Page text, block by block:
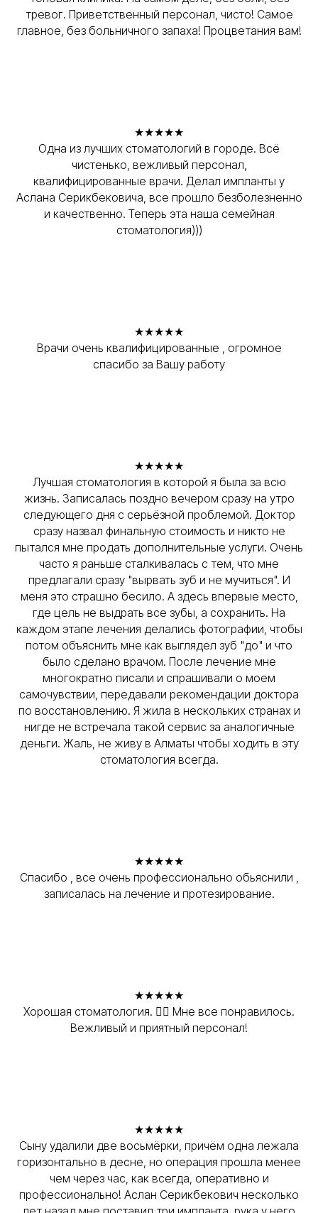
тревог. Приветственный персонал, чисто! Самое
главное, без больничного запаха! Процветания вам!
★★★★★
Одна из лучших стоматологий в городе. Всё
чистенько, вежливый персонал,
квалифицированные врачи. Делал импланты у
Аслана Серикбековича, все прошло безболезненно
и качественно. Теперь эта наша семейная
стоматология)))
★★★★★
Врачи очень квалифицированные , огромное
спасибо за Вашу работу
★★★★★
Лучшая стоматология в которой я была за всю
жизнь. Записалась поздно вечером сразу на утро
следующего дня с серьёзной проблемой. Доктор
сразу назвал финальную стоимость и никто не
пытался мне продать дополнительные услуги. Очень
часто я раньше сталкивалась с тем, что мне
предлагали сразу "вырвать зуб и не мучиться". И
меня это страшно бесило. А здесь впервые место,
где цель не выдрать все зубы, а сохранить. На
каждом этапе лечения делались фотографии, чтобы
потом объяснить мне как выглядел зуб "до" и что
было сделано врачом. После лечение мне
многократно писали и спрашивали о моем
самочувствии, передавали рекомендации доктора
по восстановлению. Я жила в нескольких странах и
нигде не встречала такой сервис за аналогичные
деньги. Жаль, не живу в Алматы чтобы ходить в эту
стоматология всегда.
★★★★★
Спасибо , все очень профессионально обьяснили ,
записалась на лечение и протезирование.
★★★★★
Хорошая стоматология. 👍🏻 Мне все понравилось.
Вежливый и приятный персонал!
★★★★★
Сыну удалили две восьмёрки, причём одна лежала
горизонтально в десне, но операция прошла менее
чем через час, как всегда, оперативно и
профессионально! Аслан Серикбекович несколько